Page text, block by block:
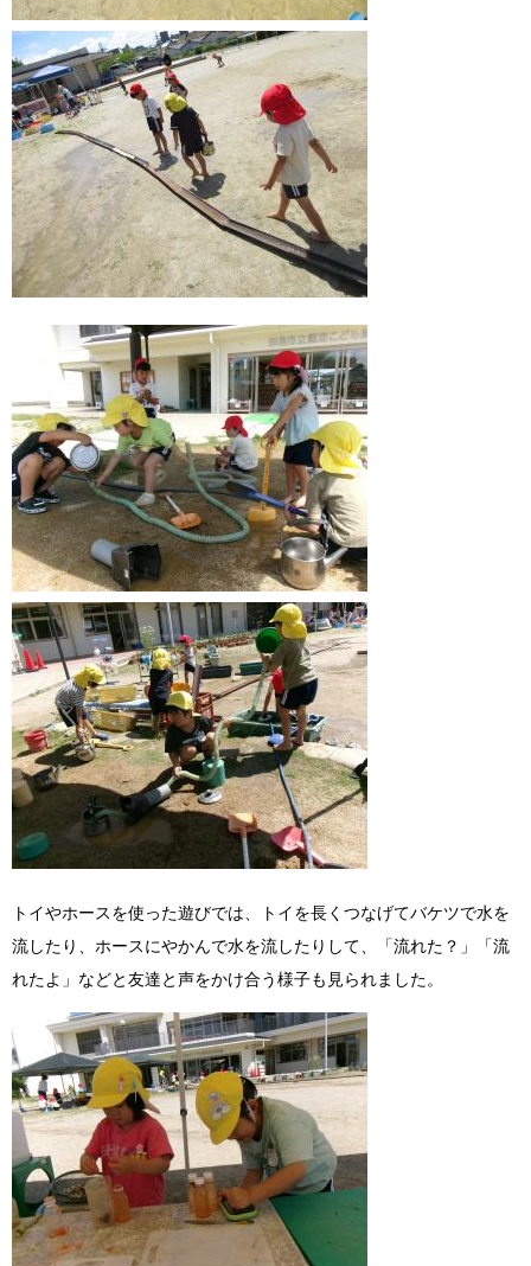
トイやホースを使った遊びでは、トイを長くつなげてバケツで水を
流したり、ホースにやかんで水を流したりして、「流れた？」「流
れたよ」などと友達と声をかけ合う様子も見られました。